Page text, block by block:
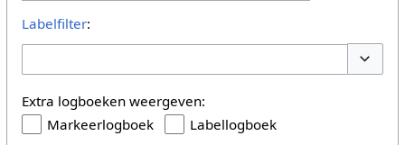
Labelfilter:
Extra logboeken weergeven:
Markeerlogboek
Labellogboek